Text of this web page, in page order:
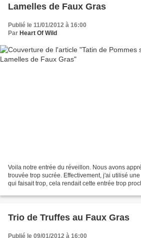
Lamelles de Faux Gras
Publié le 11/01/2012 à 16:00
Par Heart Of Wild
Voila notre entrée du réveillon. Nous avons
trouvée trop sucrée. Effectivement, j'ai utilisé
qui faisait trop, cela rendait cette entrée trop
Trio de Truffes au Faux Gras
Publié le 09/01/2012 à 16:00